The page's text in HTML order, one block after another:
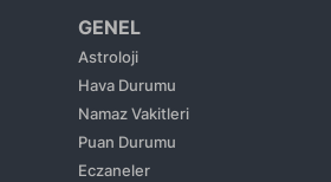
GENEL
Astroloji
Hava Durumu
Namaz Vakitleri
Puan Durumu
Eczaneler